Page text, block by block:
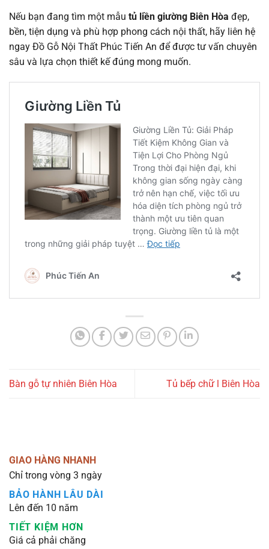
Nếu bạn đang tìm một mẫu tủ liền giường Biên Hòa đẹp,
bền, tiện dụng và phù hợp phong cách nội thất, hãy liên hệ
ngay Đồ Gỗ Nội Thất Phúc Tiến An để được tư vấn chuyên
sâu và lựa chọn thiết kế đúng mong muốn.
Bàn gỗ tự nhiên Biên Hòa Tủ bếp chữ l Biên Hòa
GIAO HÀNG NHANH
Chỉ trong vòng 3 ngày
BẢO HÀNH LÂU DÀI
Lên đến 10 năm
TIẾT KIỆM HƠN
Giá cả phải chăng